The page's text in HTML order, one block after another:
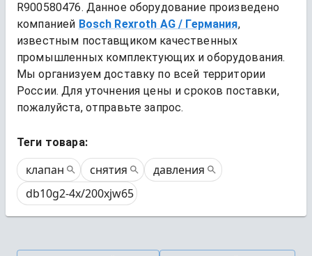
R900580476. Данное оборудование произведено
компанией Bosch Rexroth AG / Германия,
известным поставщиком качественных
промышленных комплектующих и оборудования.
Мы организуем доставку по всей территории
России. Для уточнения цены и сроков поставки,
пожалуйста, отправьте запрос.
Теги товара:
клапан снятия
давления
db10g2-4x/200xjw65